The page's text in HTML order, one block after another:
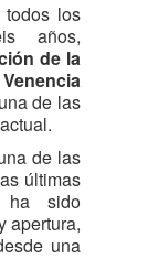
los
años,
de la
de las
de las
últimas
ha sido
apertura,
una